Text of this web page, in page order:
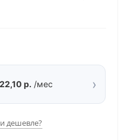
22,10 р. /мес ›
дешевле?